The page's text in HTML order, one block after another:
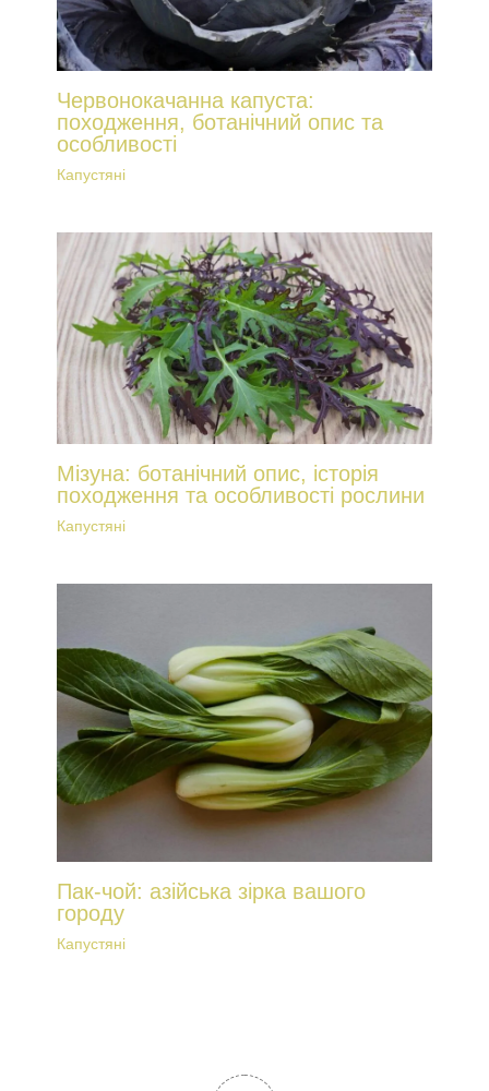
Червонокачанна капуста:
походження, ботанічний опис та
особливості
Капустяні
Мізуна: ботанічний опис, історія
походження та особливості рослини
Капустяні
Пак-чой: азійська зірка вашого
городу
Капустяні